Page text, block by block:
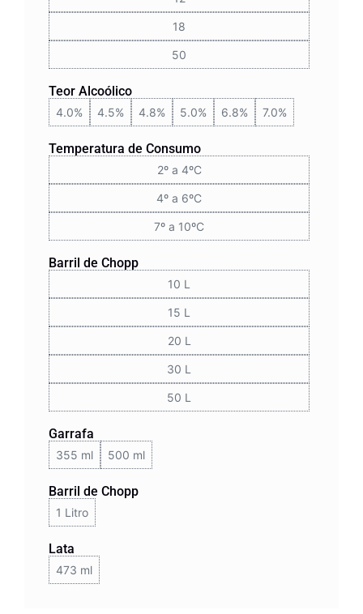
18
50
Teor Alcoólico
4.0% 4.5% 4.8% 5.0% 6.8% 7.0%
Temperatura de Consumo
2º a 4ºC
4º a 6ºC
7º a 10ºC
Barril de Chopp
10 L
15 L
20 L
30 L
50 L
Garrafa
355 ml 500 ml
Barril de Chopp
1 Litro
Lata
473 ml